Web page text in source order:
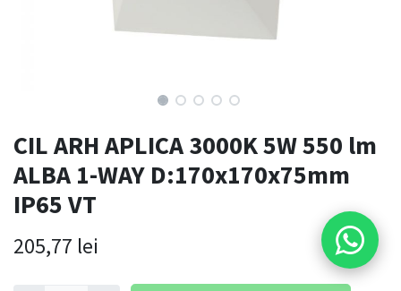
CIL ARH APLICA 3000K 5W 550 lm
ALBA 1-WAY D:170x170x75mm
IP65 VT
205,77 lei